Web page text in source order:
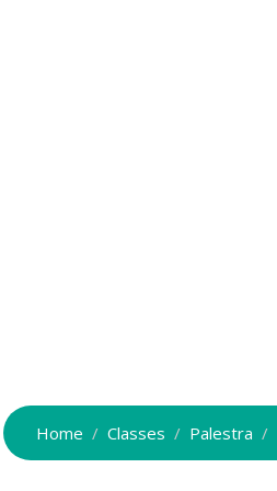
Home Classes Palestra